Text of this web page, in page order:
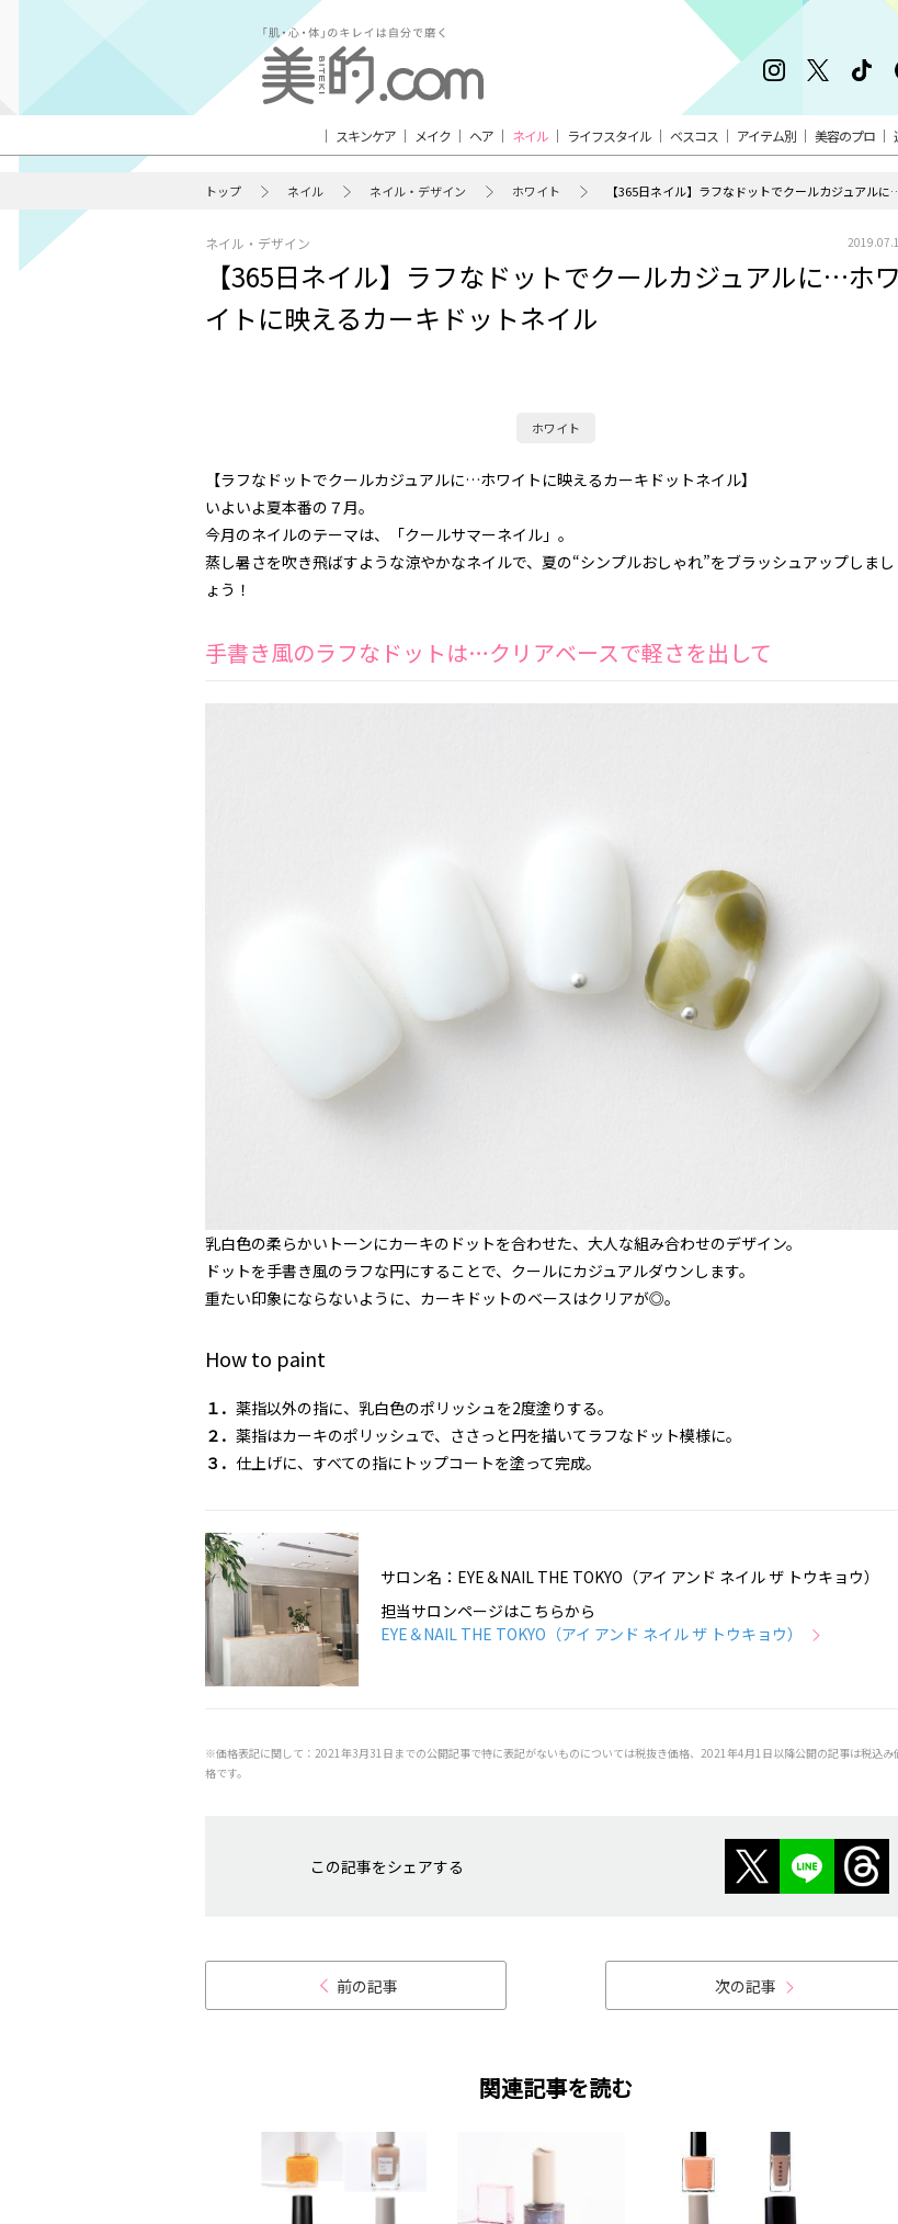
スキンケア メイク ヘア ネイル ライフスタイル ベスコス アイテム別 美容のプロ
トップ ネイル ネイル・デザイン ホワイト 【365日ネイル】ラフなドットでクールカジュアル
ネイル・デザイン
【365日ネイル】ラフなドットでクールカジュアルに…ホワ
イトに映えるカーキドットネイル
ホワイト
【ラフなドットでクールカジュアルに…ホワイトに映えるカーキドットネイル】
いよいよ夏本番の７月。
今月のネイルのテーマは、「クールサマーネイル」。
蒸し暑さを吹き飛ばすような涼やかなネイルで、夏の“シンプルおしゃれ”をブラッシュアップしまし
ょう！
手書き風のラフなドットは…クリアベースで軽さを出して
乳白色の柔らかいトーンにカーキのドットを合わせた、大人な組み合わせのデザイン。
ドットを手書き風のラフな円にすることで、クールにカジュアルダウンします。
重たい印象にならないように、カーキドットのベースはクリアが◎。
How to paint
１． 薬指以外の指に、乳白色のポリッシュを2度塗りする。
２． 薬指はカーキのポリッシュで、ささっと円を描いてラフなドット模様に。
３． 仕上げに、すべての指にトップコートを塗って完成。
サロン名：EYE＆NAIL THE TOKYO（アイ アンド ネイル ザ トウキョウ）
担当サロンページはこちらから
EYE＆NAIL THE TOKYO（アイ アンド ネイル ザ トウキョウ）
※価格表記に関して：2021年3月31日までの公開記事で特に表記がないものについては税抜き価格、2021年4月1日以降公開の記事は税込み
格です。
この記事をシェアする
前の記事 次の記事
関連記事を読む